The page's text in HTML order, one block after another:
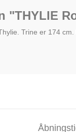
"THYLIE
Trine er 174 cm.